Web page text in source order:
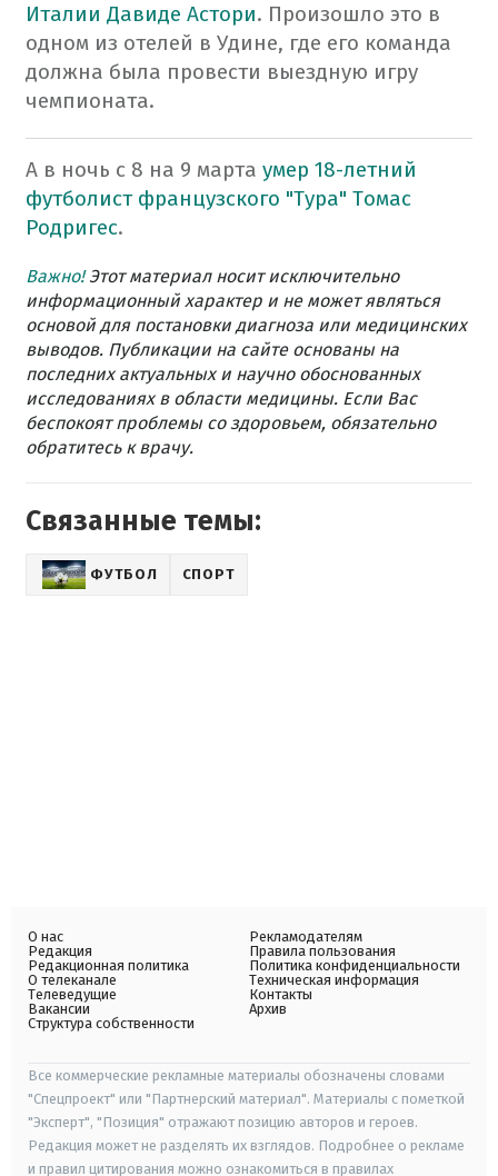
Италии Давиде Астори. Произошло это в
одном из отелей в Удине, где его команда
должна была провести выездную игру
чемпионата.
А в ночь с 8 на 9 марта умер 18-летний
футболист французского "Тура" Томас
Родригес.
Важно!Этот материал носит исключительно
информационный характер и не может являться
основой для постановки диагноза или медицинских
выводов. Публикации на сайте основаны на
последних актуальных и научно обоснованных
исследованиях в области медицины. Если Вас
беспокоят проблемы со здоровьем, обязательно
обратитесь к врачу.
Связанные темы:
ФУТБОЛ СПОРТ
О нас
Редакция
Редакционная политика
О телеканале
Телеведущие
Вакансии
Структура собственности
Рекламодателям
Правила пользования
Политика конфиденциальности
Техническая информация
Контакты
Архив
Все коммерческие рекламные материалы обозначены словами
"Спецпроект" или "Партнерский материал". Материалы с пометкой
"Эксперт", "Позиция" отражают позицию авторов и героев.
Редакция может не разделять их взглядов. Подробнее о рекламе
и правил цитирования можно ознакомиться в правилах